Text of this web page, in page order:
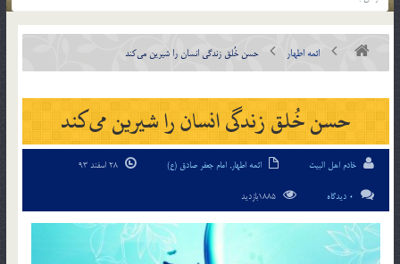
ائمه اطهار حسن خُلق زندگی انسان را شیرین می‌کند
حسن خُلق زندگی انسان را شیرین می‌کند
خادم اهل البیت ائمه اطهار, امام جعفر صادق (ع)
0 دیدگاه